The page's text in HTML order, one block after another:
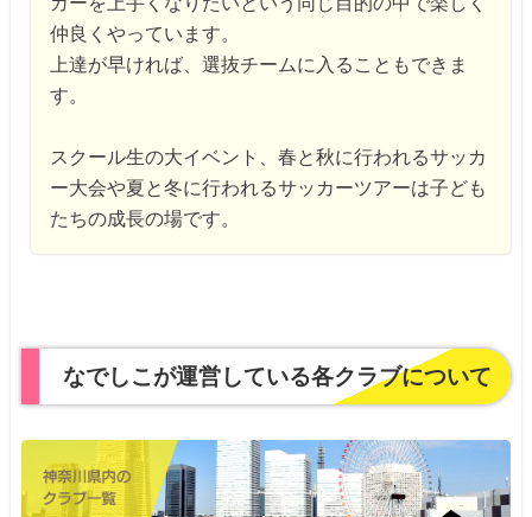
仲良くやっています。
上達が早ければ、選抜チームに入ることもできま
す。
スクール生の大イベント、春と秋に行われるサッカ
ー大会や夏と冬に行われるサッカーツアーは子ども
たちの成長の場です。
なでしこが運営している各クラブについて